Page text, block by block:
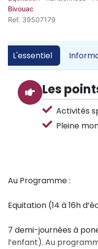
Bivouac
Ref. 39507179
L'essentiel
Les
Activités
Pleine
Au Programme :
Equitation (14 à 16h
7 demi-journées à
l’enfant). Au